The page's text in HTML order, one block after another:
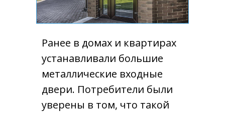
Ранее в домах и квартирах
устанавливали большие
металлические входные
двери. Потребители были
уверены в том, что такой